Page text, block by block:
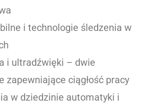
i technologie śledzenia w
i ultradźwięki – dwie
zapewniające ciągłość pracy
w dziedzinie automatyki i